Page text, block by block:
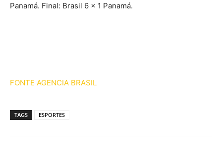
Panamá. Final: Brasil 6 x 1 Panamá.
FONTE AGENCIA BRASIL
TAGS ESPORTES